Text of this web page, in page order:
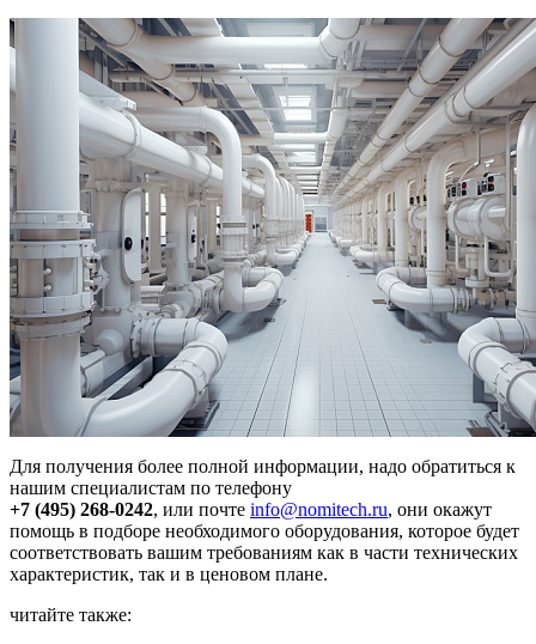
Для получения более полной информации, надо обратиться к
нашим специалистам по телефону
+7 (495) 268-0242, или почте info@nomitech.ru, они окажут
помощь в подборе необходимого оборудования, которое будет
соответствовать вашим требованиям как в части технических
характеристик, так и в ценовом плане.
читайте также: